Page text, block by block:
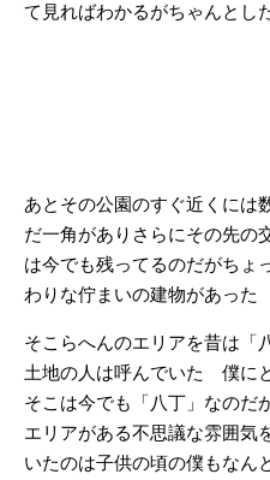
て見ればわかるがちゃんとし
あとその公園のすぐ近くには
だ一角がありさらにその先の
は今でも残ってるのだがちょ
わりな佇まいの建物があった
そこらへんのエリアを昔は「
土地の人は呼んでいた 僕に
そこは今でも「八丁」なのだ
エリアがある不思議な雰囲気
いたのは子供の頃の僕もなん